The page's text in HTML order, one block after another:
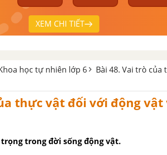
XEM CHI TIẾT
học tự nhiên lớp 6
Bài 48. Vai trò của
thực vật đối với động vật
trong đời sống động vật.